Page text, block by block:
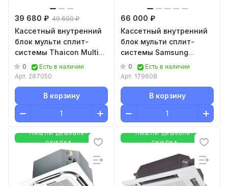
39 680 ₽ 49 600 ₽
Кассетный внутренний
блок мульти сплит-
системы Thaicon Multi
Comfort TL-MС35-
FR/TMCP-01
0
Есть в наличии
Арт. 287050
В корзину
66 000 ₽
Кассетный внутренний
блок мульти сплит-
системы Samsung
AJ035TN1DKH/EA
0
Есть в наличии
Арт. 179608
В корзину
НАШЛИ ДЕШЕВЛЕ-
СКИДКА
НАШЛИ ДЕШЕВЛЕ-
СКИДКА